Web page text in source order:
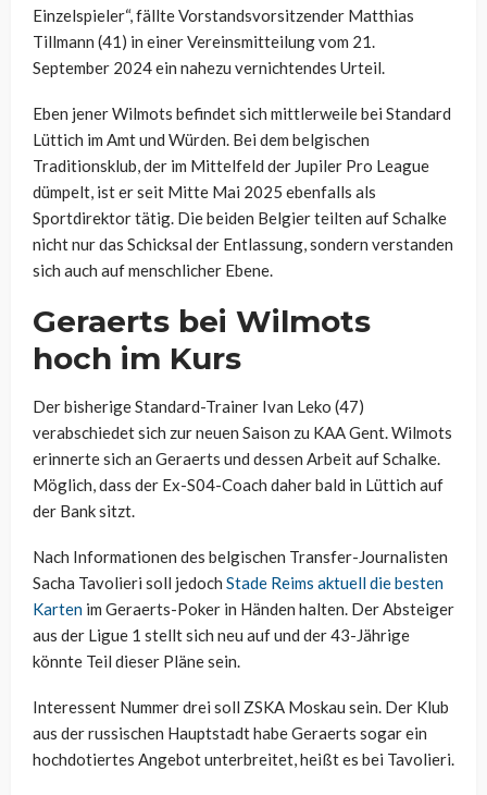
Einzelspieler“, fällte Vorstandsvorsitzender Matthias
Tillmann (41) in einer Vereinsmitteilung vom 21.
September 2024 ein nahezu vernichtendes Urteil.
Eben jener Wilmots befindet sich mittlerweile bei Standard
Lüttich im Amt und Würden. Bei dem belgischen
Traditionsklub, der im Mittelfeld der Jupiler Pro League
dümpelt, ist er seit Mitte Mai 2025 ebenfalls als
Sportdirektor tätig. Die beiden Belgier teilten auf Schalke
nicht nur das Schicksal der Entlassung, sondern verstanden
sich auch auf menschlicher Ebene.
Geraerts bei Wilmots
hoch im Kurs
Der bisherige Standard-Trainer Ivan Leko (47)
verabschiedet sich zur neuen Saison zu KAA Gent. Wilmots
erinnerte sich an Geraerts und dessen Arbeit auf Schalke.
Möglich, dass der Ex-S04-Coach daher bald in Lüttich auf
der Bank sitzt.
Nach Informationen des belgischen Transfer-Journalisten
Sacha Tavolieri soll jedoch Stade Reims aktuell die besten
Karten im Geraerts-Poker in Händen halten. Der Absteiger
aus der Ligue 1 stellt sich neu auf und der 43-Jährige
könnte Teil dieser Pläne sein.
Interessent Nummer drei soll ZSKA Moskau sein. Der Klub
aus der russischen Hauptstadt habe Geraerts sogar ein
hochdotiertes Angebot unterbreitet, heißt es bei Tavolieri.